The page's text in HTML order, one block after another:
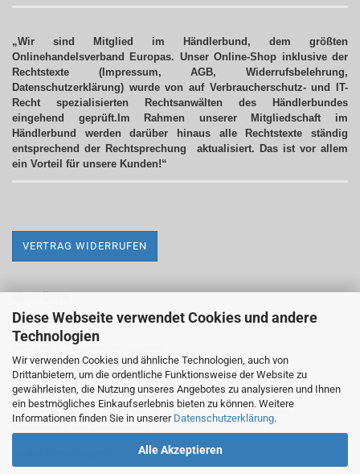
Diese Webseite verwendet Cookies und andere
Technologien
Wir verwenden Cookies und ähnliche Technologien, auch von
Drittanbietern, um die ordentliche Funktionsweise der Website zu
gewährleisten, die Nutzung unseres Angebotes zu analysieren und Ihnen
ein bestmögliches Einkaufserlebnis bieten zu können. Weitere
Informationen finden Sie in unserer Datenschutzerklärung.
Alle Akzeptieren
„Wir sind Mitglied im Händlerbund, dem größten
Onlinehandelsverband Europas. Unser Online-Shop inklusive der
Rechtstexte (Impressum, AGB, Widerrufsbelehrung,
Datenschutzerklärung) wurde von auf Verbraucherschutz- und IT-
Recht spezialisierten Rechtsanwälten des Händlerbundes
eingehend geprüft.Im Rahmen unserer Mitgliedschaft im
Händlerbund werden darüber hinaus alle Rechtstexte ständig
entsprechend der Rechtsprechung aktualisiert. Das ist vor allem
ein Vorteil für unsere Kunden!“
VERTRAG WIDERRUFEN
Impressum
Versand- & Zahlungsbedingungen
Widerrufsrecht & Widerrufsformular
AGB